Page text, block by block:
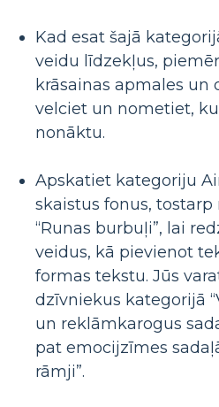
Kad esat šajā
veidu līdzekļus,
krāsainas apmales un
velciet un nometiet,
nonāktu.
Apskatiet kategoriju
skaistus fonus, tostarp
“Runas burbuļi”, lai
veidus, kā pievienot
formas tekstu. Jūs
dzīvniekus kategorijā
un reklāmkarogus
pat emocijzīmes
rāmji”.